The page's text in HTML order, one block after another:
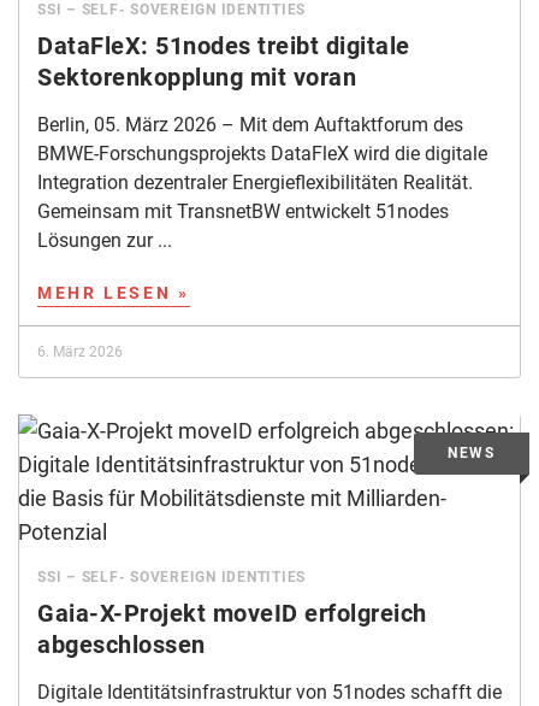
SSI – SELF- SOVEREIGN IDENTITIES
DataFleX: 51nodes treibt digitale
Sektorenkopplung mit voran
Berlin, 05. März 2026 – Mit dem Auftaktforum des
BMWE-Forschungsprojekts DataFleX wird die digitale
Integration dezentraler Energieflexibilitäten Realität.
Gemeinsam mit TransnetBW entwickelt 51nodes
Lösungen zur ...
MEHR LESEN »
6. März 2026
SSI – SELF- SOVEREIGN IDENTITIES
Gaia-X-Projekt moveID erfolgreich
abgeschlossen
Digitale Identitätsinfrastruktur von 51nodes schafft die